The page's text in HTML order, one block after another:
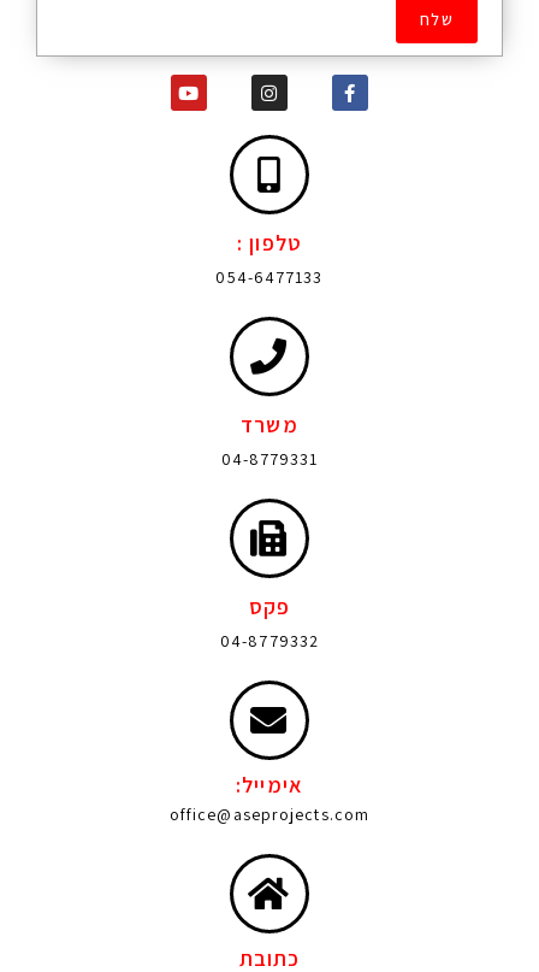
טלפון :
054-6477133
משרד
04-8779331
פקס
04-8779332
אימייל:
office@aseprojects.com
כתובת
שלח